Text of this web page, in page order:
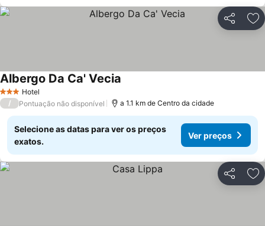
Partilhar
3 EstrelasHotel
Albergo Da Ca' Vecia
/ Pontuação não disponível a 1.1 km de Centro da cidade
Selecione as datas para ver os preços
exatos.
Ver preços
Partilhar